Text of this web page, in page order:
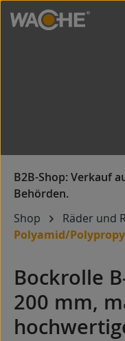
Zum Hauptinhalt
Shop
Räder und
Polyamid/
Bockrolle
200 mm,